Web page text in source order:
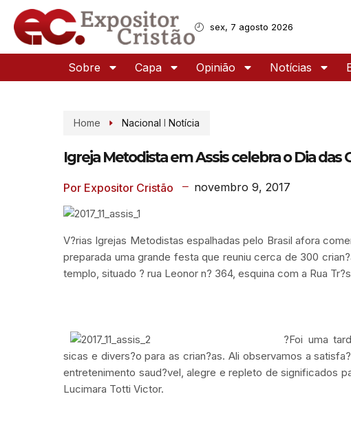
sex, 7 agosto 2026
Sobre Capa Opinião Notícias
Home Nacional Notícia
Igreja Metodista em Assis celebra o Dia das
Por Expositor Cristão novembro 9, 2017
V?rias Igrejas Metodistas espalhadas pelo Brasil afora
preparada uma grande festa que reuniu cerca de 300
templo, situado ? rua Leonor n? 364, esquina com a Rua
?Foi uma
sicas e divers?o para as crian?as. Ali observamos a
entretenimento saud?vel, alegre e repleto de significados
Lucimara Totti Victor.